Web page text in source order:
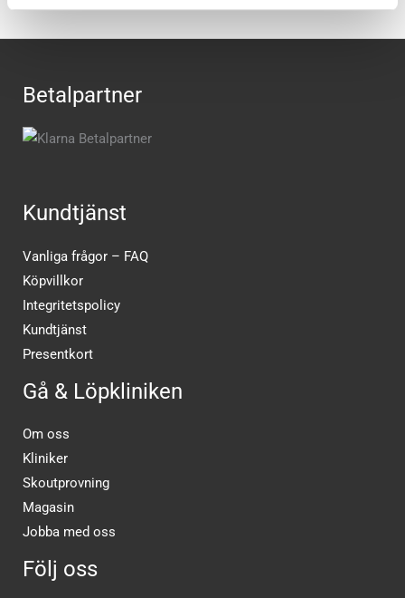
Betalpartner
Kundtjänst
Vanliga frågor – FAQ
Köpvillkor
Integritetspolicy
Kundtjänst
Presentkort
Gå & Löpkliniken
Om oss
Kliniker
Skoutprovning
Magasin
Jobba med oss
Följ oss